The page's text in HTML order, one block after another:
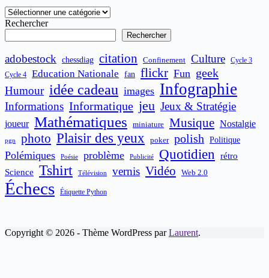
Catégories
Rechercher
Rechercher
adobestock chessdiag citation Confinement Culture
Cycle 3
Cycle 4
Education Nationale fan flickr Fun geek
Humour idée cadeau images Infographie
Informations Informatique jeu Jeux & Stratégie
joueur Mathématiques miniature Musique Nostalgie
pgn photo Plaisir des yeux poker polish Politique
Polémiques Poésie problème Publicité Quotidien
rétro
Science
Tshirt Télévision vernis Vidéo Web 2.0
Échecs Étiquette Python
Copyright © 2026 - Thème WordPress parLaurent.